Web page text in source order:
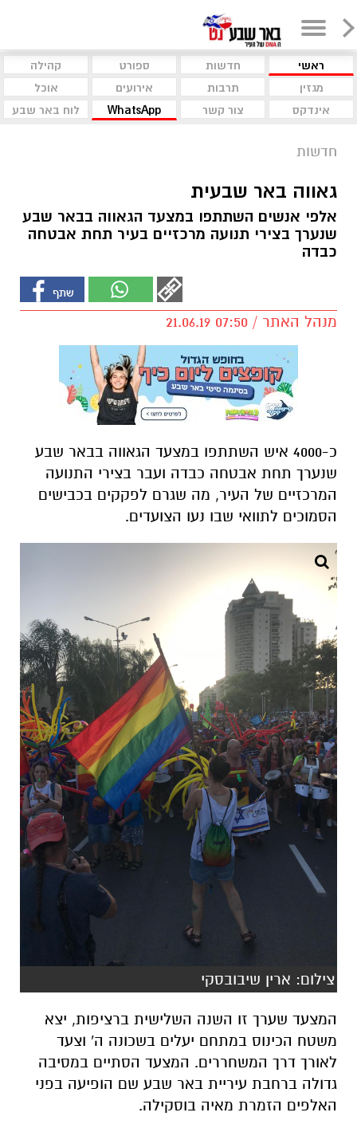
ראשי חדשות ספורט
קהילה
מגזין
תרבות אירועים
אוכל
אינדקס
צור קשר WhatsApp לוח באר שבע
חדשות
גאווה באר שבעית
אלפי אנשים השתתפו במצעד הגאווה בבאר שבע
שנערך בצירי תנועה מרכזיים בעיר תחת אבטחה
כבדה
מנהל האתר / 07:50 21.06.19
כ-4000 איש השתתפו במצעד הגאווה בבאר שבע
שנערך תחת אבטחה כבדה ועבר בצירי התנועה
המרכזיים של העיר, מה שגרם לפקקים בכבישים
הסמוכים לתוואי שבו נעו הצועדים.
צילום: ארין שיבובסקי
המצעד שערך זו השנה השלישית ברציפות, יצא
משטח הכינוס במתחם יעלים בשכונה ה' וצעד
לאורך דרך המשחררים. המצעד הסתיים במסיבה
גדולה ברחבת עיריית באר שבע שם הופיעה בפני
האלפים הזמרת מאיה בוסקילה.